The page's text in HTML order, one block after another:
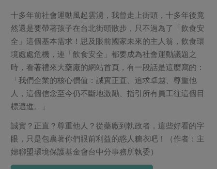
十多年前社會運動風起雲湧，我曾走上街頭，十多年後竟
然還是要帶著孩子在台北街頭散步，只不過為了「飲食安
全」這個基本需求！思及眼前國家未來的主人翁，飲食環
境處處危機，連「飲食安全」都要成為社會運動議題之
時，看著禮來大藥廠的網站首頁，有一段話是這麼寫的：
「我們企業的核心價值：誠實正直、追求卓越、尊重他
人，這個信念至今仍不斷地激勵、指引所有員工往這個目
標邁進。」
誠實？正直？尊重他人？從藥廠到執政者，這些好看的字
眼，只是包裹著你們眼前利益的惑人糖衣吧！（作者：主
婦聯盟環境保護基金會台中分事務所執委）